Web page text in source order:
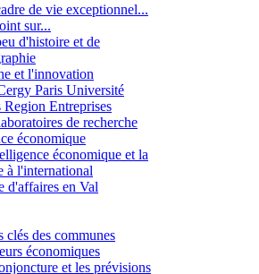
de vie exceptionnel...
sur...
d'histoire et de
et l'innovation
Paris Université
Region Entreprises
de recherche
économique
économique et la
à l'international
d'affaires en Val
clés des communes
économiques
et les prévisions